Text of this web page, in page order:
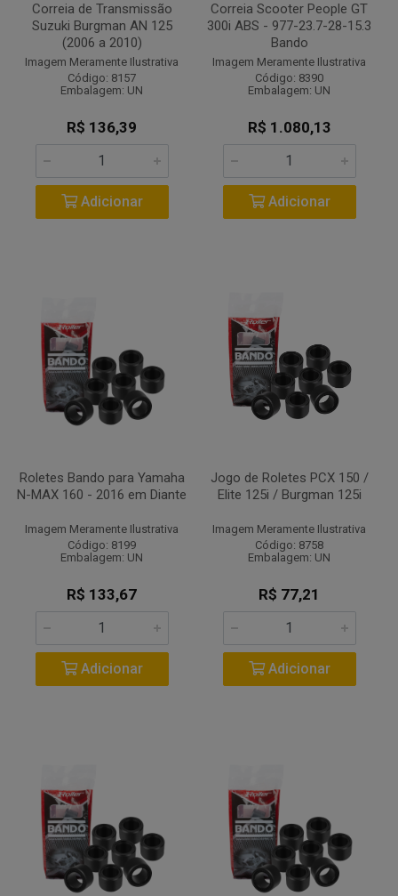
Correia de Transmissão
Suzuki Burgman AN 125
(2006 a 2010)
Imagem Meramente Ilustrativa
Código: 8157
Embalagem: UN
R$ 136,39
Adicionar
Correia Scooter People GT
300i ABS - 977-23.7-28-15.3
Bando
Imagem Meramente Ilustrativa
Código: 8390
Embalagem: UN
R$ 1.080,13
Adicionar
Roletes Bando para Yamaha
N-MAX 160 - 2016 em Diante
Imagem Meramente Ilustrativa
Código: 8199
Embalagem: UN
R$ 133,67
Adicionar
Jogo de Roletes PCX 150 /
Elite 125i / Burgman 125i
Imagem Meramente Ilustrativa
Código: 8758
Embalagem: UN
R$ 77,21
Adicionar